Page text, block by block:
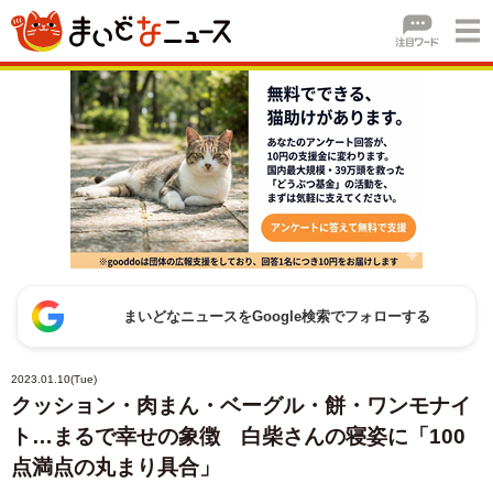
まいどなニュースをGoogle検索でフォローする
2023.01.10(Tue)
クッション・肉まん・ベーグル・餅・ワンモナイ
ト…まるで幸せの象徴 白柴さんの寝姿に「100
点満点の丸まり具合」